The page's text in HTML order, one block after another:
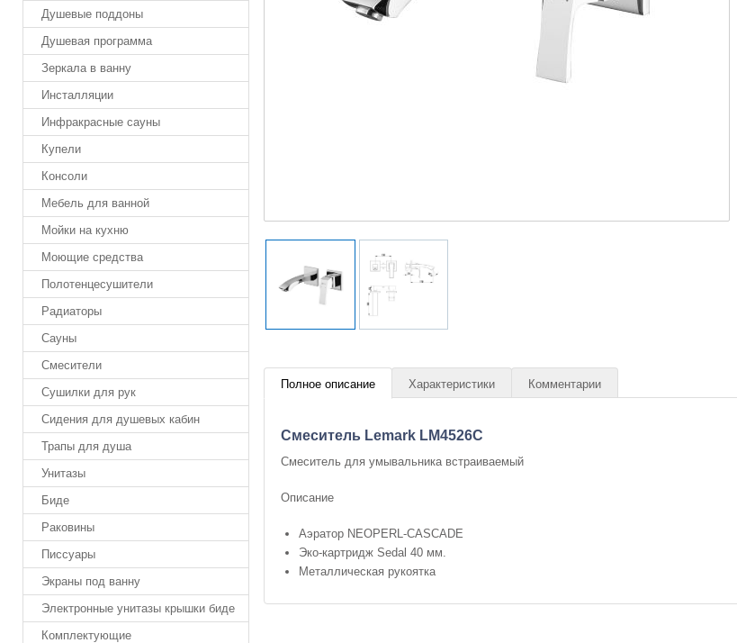
Душевые поддоны
Душевая программа
Зеркала в ванну
Инсталляции
Инфракрасные сауны
Купели
Консоли
Мебель для ванной
Мойки на кухню
Моющие средства
Полотенцесушители
Радиаторы
Сауны
Смесители
Сушилки для рук
Сидения для душевых кабин
Трапы для душа
Унитазы
Биде
Раковины
Писсуары
Экраны под ванну
Электронные унитазы крышки биде
Комплектующие
Полное описание Характеристики Комментарии
Смеситель Lemark LM4526C
Смеситель для умывальника встраиваемый
Описание
Аэратор NEOPERL-CASCADE
Эко-картридж Sedal 40 мм.
Металлическая рукоятка